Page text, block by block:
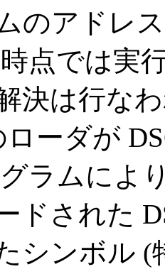
のアドレ
点では実
決は行な
ローダが
ラムによ
ドされた
シンボル